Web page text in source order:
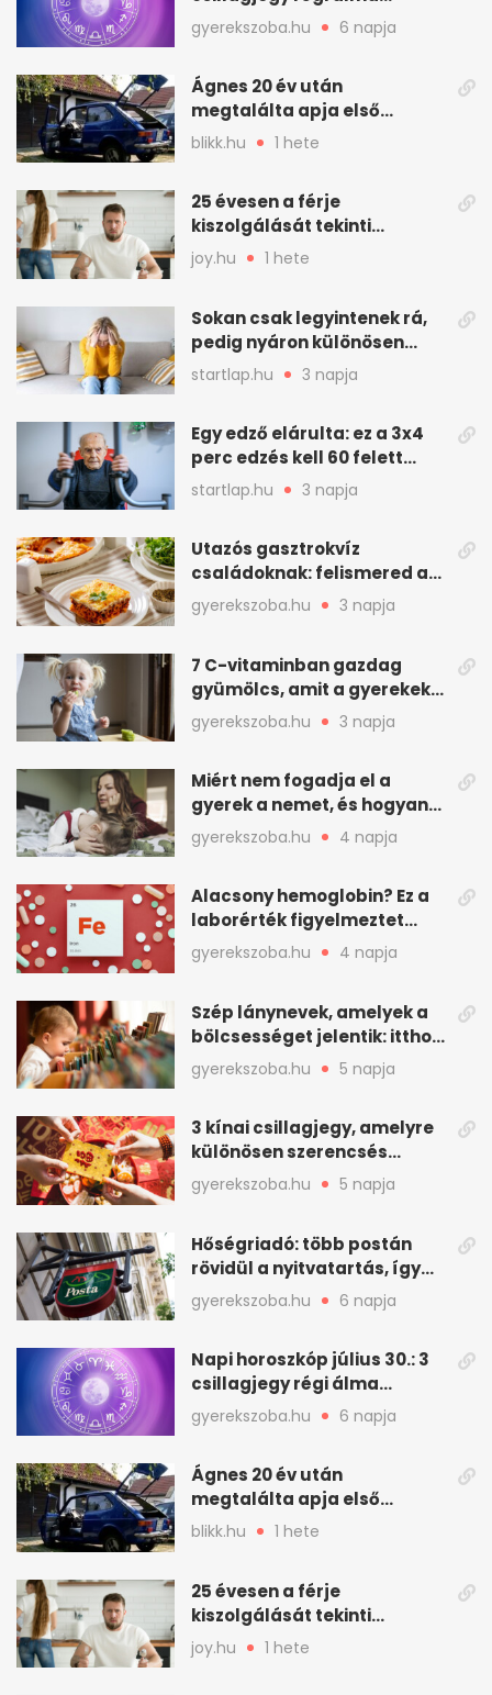
teljesülhet
gyerekszoba.hu 6 napja
Ágnes 20 év után
megtalálta apja első
autóját
blikk.hu 1 hete
25 évesen a férje
kiszolgálását tekinti
„munkának”
joy.hu 1 hete
Sokan csak legyintenek rá,
pedig nyáron különösen
gyakran jelentkezik ez a
kellemetlen betegség
startlap.hu 3 napja
Egy edző elárulta: ez a 3x4
perc edzés kell 60 felett
mindenkinek
startlap.hu 3 napja
Utazós gasztrokvíz
családoknak: felismered az
asadót és társait?
gyerekszoba.hu 3 napja
7 C-vitaminban gazdag
gyümölcs, amit a gyerekek
is szívesen megesznek
gyerekszoba.hu 3 napja
Miért nem fogadja el a
gyerek a nemet, és hogyan
mondd ki jól?
gyerekszoba.hu 4 napja
Alacsony hemoglobin? Ez a
laborérték figyelmeztet
vashiányra
gyerekszoba.hu 4 napja
Szép lánynevek, amelyek a
bölcsességet jelentik: itthon
is adhatók
gyerekszoba.hu 5 napja
3 kínai csillagjegy, amelyre
különösen szerencsés
augusztus vár
gyerekszoba.hu 5 napja
Hőségriadó: több postán
rövidül a nyitvatartás, így
intézkedik a Magyar Posta
gyerekszoba.hu 6 napja
Napi horoszkóp július 30.: 3
csillagjegy régi álma
teljesülhet
gyerekszoba.hu 6 napja
Ágnes 20 év után
megtalálta apja első
autóját
blikk.hu 1 hete
25 évesen a férje
kiszolgálását tekinti
„munkának”
joy.hu 1 hete